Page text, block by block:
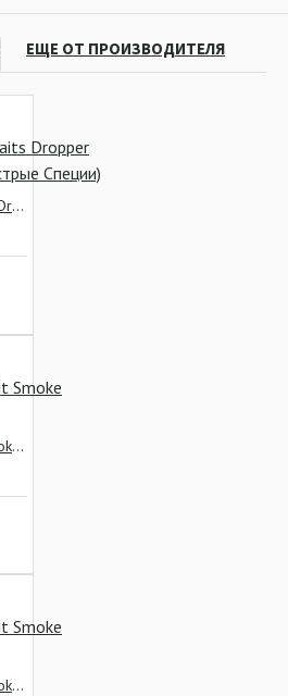
ЕЩЕ ОТ ПРОИЗВОДИТЕЛЯ
Ароматизатор Starbaits Dropper Demon Hot Demon (Острые Специи)
Аттрактант GOO Bait Smoke Banoffee Supreme
Аттрактант GOO Bait Smoke Bubble Gum Supreme